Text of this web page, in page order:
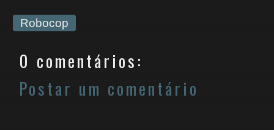
Robocop
0 comentários:
Postar um comentário